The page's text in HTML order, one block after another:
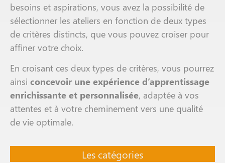
besoins et aspirations, vous avez la possibilité de
sélectionner les ateliers en fonction de deux types
de critères distincts, que vous pouvez croiser pour
affiner votre choix.
En croisant ces deux types de critères, vous pourrez
ainsi concevoir une expérience d’apprentissage
enrichissante et personnalisée, adaptée à vos
attentes et à votre cheminement vers une qualité
de vie optimale.
Les catégories